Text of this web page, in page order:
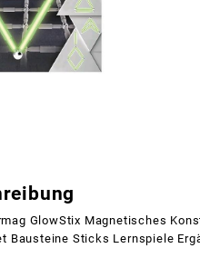
GlowStix Magnetisches
Bausteine Sticks Lernspiele